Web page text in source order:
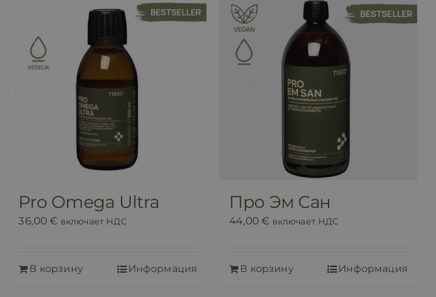
Pro Omega Ultra
36,00€ включает НДС
В корзину Информация
Про Эм Сан
44,00€ включает НДС
В корзину Информация